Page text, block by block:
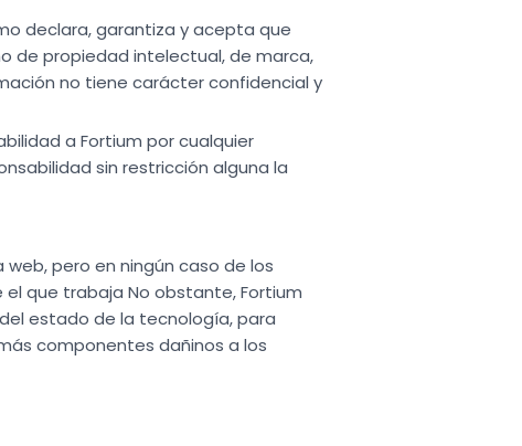
declara, garantiza y acepta que
de propiedad intelectual, de marca,
no tiene carácter confidencial y
a Fortium por cualquier
sin restricción alguna la
pero en ningún caso de los
que trabaja No obstante, Fortium
estado de la tecnología, para
componentes dañinos a los